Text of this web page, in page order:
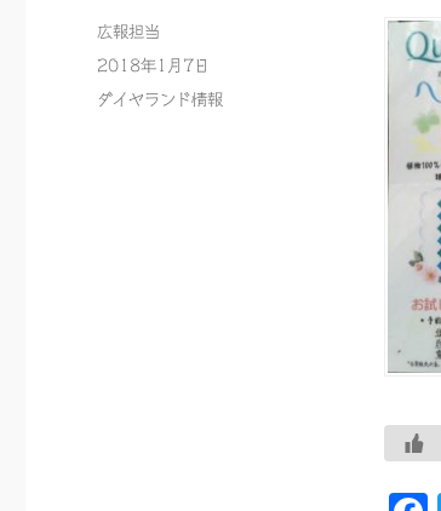
投
稿
広報担当
投
稿
2018年1月7日
カ
ダイヤランド情報